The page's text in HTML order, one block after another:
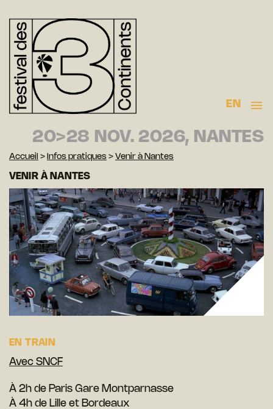
EN
20>28 NOV. 2026, NANTES
Accueil > Infos pratiques > Venir à Nantes
VENIR À NANTES
EN TRAIN
Avec SNCF
À 2h de Paris Gare Montparnasse
À 4h de Lille et Bordeaux